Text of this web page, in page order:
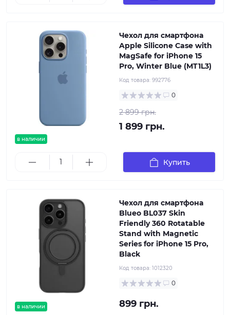
в наличии
Чехол для смартфона
Apple Silicone Case with
MagSafe for iPhone 15
Pro, Winter Blue (MT1L3)
Код товара: 992776
0
2 899 грн.
1 899 грн.
Купить
в наличии
Чехол для смартфона
Blueo BL037 Skin
Friendly 360 Rotatable
Stand with Magnetic
Series for iPhone 15 Pro,
Black
Код товара: 1012320
0
899 грн.